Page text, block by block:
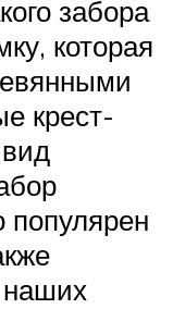
забора
которая
крест-
популярен